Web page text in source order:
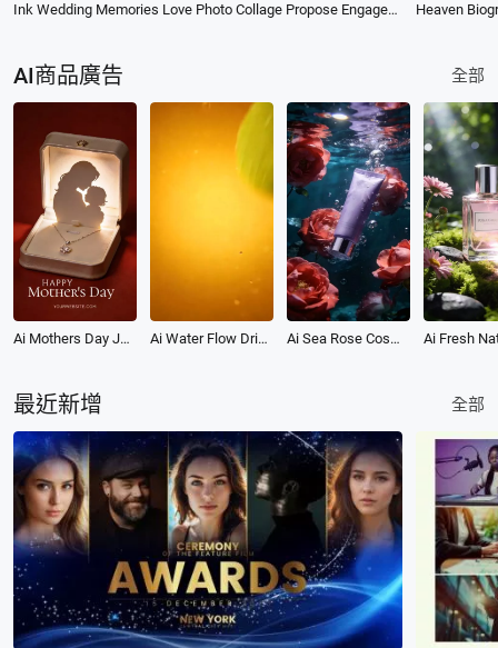
Ink Wedding Memories Love Photo Collage Propose Engaged Party Slideshow
AI商品廣告 全部
Ai Mothers Day Jewelry Gift Love Product Promo Ad Ai Water Flow Drink Beverage Product Promo Ad Ai Sea Rose Cosmetic Beauty Product Ad Promo
最近新增 全部